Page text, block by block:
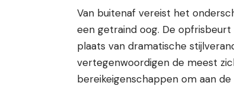
Van buitenaf vereist het
een getraind oog. De
plaats van dramatische
vertegenwoordigen de meest
bereikeigenschappen om aan